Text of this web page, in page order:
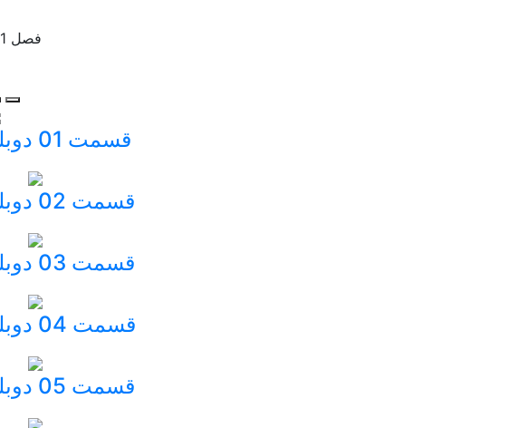
فصل 1
قسمت 01 دوبله
قسمت 02 دوبله
قسمت 03 دوبله
قسمت 04 دوبله
قسمت 05 دوبله